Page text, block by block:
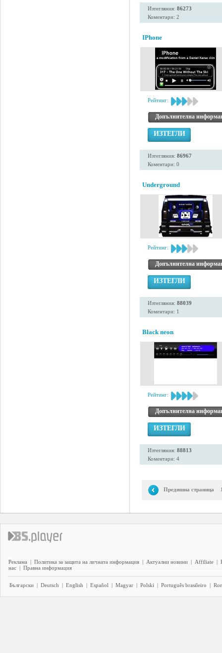
Изтегляния: 86273
Коментари: 2
IPhone
Рейтинг:
Допълнителна
ИЗТЕГЛИ
Изтегляния: 86967
Коментари: 0
Underground
Рейтинг:
Допълнителна
ИЗТЕГЛИ
Изтегляния: 88039
Коментари: 1
Black neon
Рейтинг:
Допълнителна
ИЗТЕГЛИ
Изтегляния: 88813
Коментари: 4
Предишна страница
Реклама | Политика за защита на личната информация | Актуални новини | Affiliate |
нас | Правна информация
Български | Deutsch | English | Español | Magyar | Polski | Português brasileiro |